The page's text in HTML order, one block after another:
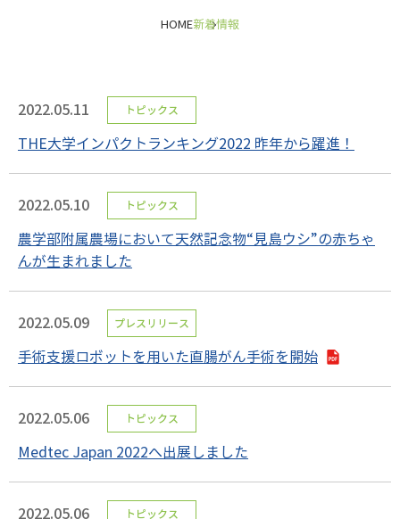
HOME新着情報
2022.05.11 トピックス
THE大学インパクトランキング2022 昨年から躍進！
2022.05.10 トピックス
農学部附属農場において天然記念物“見島ウシ”の赤ちゃ
んが生まれました
2022.05.09 プレスリリース
手術支援ロボットを用いた直腸がん手術を開始
2022.05.06 トピックス
Medtec Japan 2022へ出展しました
2022.05.06 トピックス